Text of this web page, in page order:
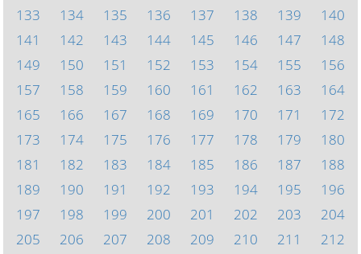
133
134 135 136 137 138 139
140
141
142 143 144 145 146 147
148
149
150 151 152 153 154 155
156
157
158 159 160 161 162 163
164
165
166 167 168 169 170 171
172
173
174 175 176 177 178 179
180
181
182 183 184 185 186 187
188
189
190 191 192 193 194 195
196
197
198 199 200 201 202 203
204
205
206 207 208 209 210 211
212